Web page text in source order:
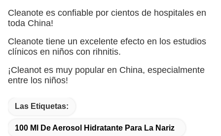
Cleanote es confiable por cientos de hospitales en
toda China!
Cleanote tiene un excelente efecto en los estudios
clínicos en niños con rihnitis.
¡Cleanot es muy popular en China, especialmente
entre los niños!
Las Etiquetas:
100 Ml De Aerosol Hidratante Para La Nariz